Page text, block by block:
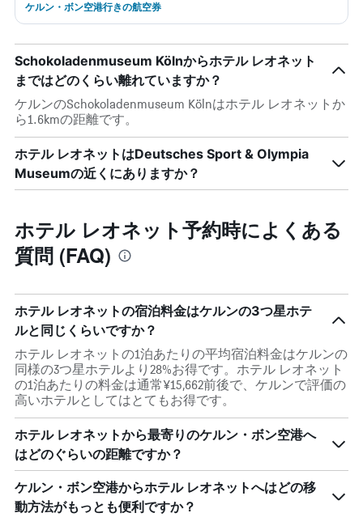
ケルン・ボン空港行きの航空券
Schokoladenmuseum Kölnからホテル レオネット
まではどのくらい離れていますか？
ケルンのSchokoladenmuseum Kölnはホテル レオネットか
ら1.6kmの距離です。
ホテル レオネットはDeutsches Sport & Olympia
Museumの近くにありますか？
ホテル レオネット予約時によくある
質問 (FAQ)
ホテル レオネットの宿泊料金はケルンの3つ星ホテ
ルと同じくらいですか？
ホテル レオネットの1泊あたりの平均宿泊料金はケルンの
同様の3つ星ホテルより28%お得です。ホテル レオネット
の1泊あたりの料金は通常¥15,662前後で、ケルンで評価の
高いホテルとしてはとてもお得です。
ホテル レオネットから最寄りのケルン・ボン空港へ
はどのぐらいの距離ですか？
ケルン・ボン空港からホテル レオネットへはどの移
動方法がもっとも便利ですか？